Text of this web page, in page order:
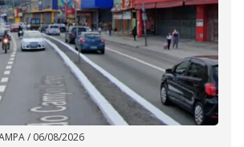
/ 06/08/2026